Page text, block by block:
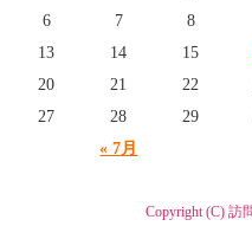
« 7月
6
7 8
13
14 15
20
21 22
27
28 29
Copyright (C) 訪